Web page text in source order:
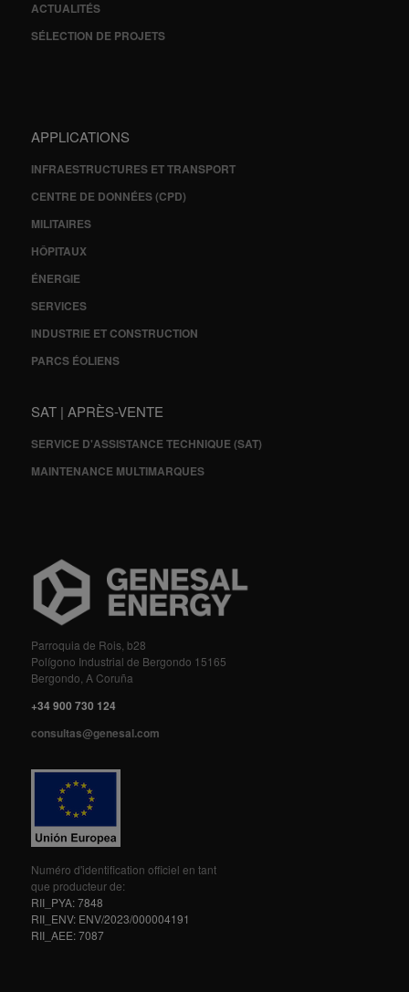
ACTUALITÉS
SÉLECTION DE PROJETS
APPLICATIONS
INFRAESTRUCTURES ET TRANSPORT
CENTRE DE DONNÉES (CPD)
MILITAIRES
HÔPITAUX
ÉNERGIE
SERVICES
INDUSTRIE ET CONSTRUCTION
PARCS ÉOLIENS
SAT | APRÈS-VENTE
SERVICE D'ASSISTANCE TECHNIQUE (SAT)
MAINTENANCE MULTIMARQUES
Parroquia de Rois, b28
Polígono Industrial de Bergondo 15165
Bergondo, A Coruña
+34 900 730 124
consultas@genesal.com
Numéro d'identification officiel en tant
que producteur de:
RII_PYA: 7848
RII_ENV: ENV/2023/000004191
RII_AEE: 7087